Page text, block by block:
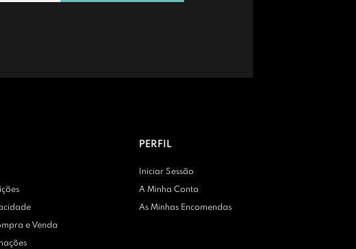
e Venda
PERFIL
Iniciar Sessão
A Minha Conta
As Minhas Encomendas